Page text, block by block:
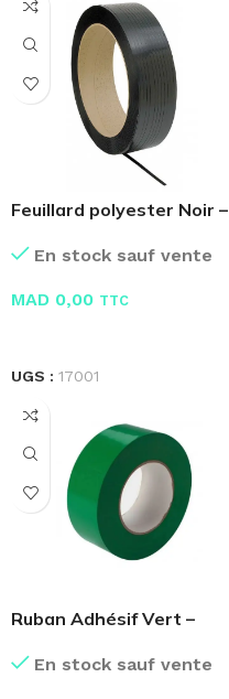
Feuillard polyester Noir –
En stock sauf vente
MAD 0,00 TTC
UGS : 17001
Ruban Adhésif Vert –
En stock sauf vente